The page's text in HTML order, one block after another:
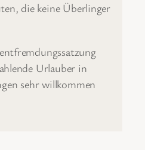
die keine Überlinger
Urlauber in
sehr willkommen